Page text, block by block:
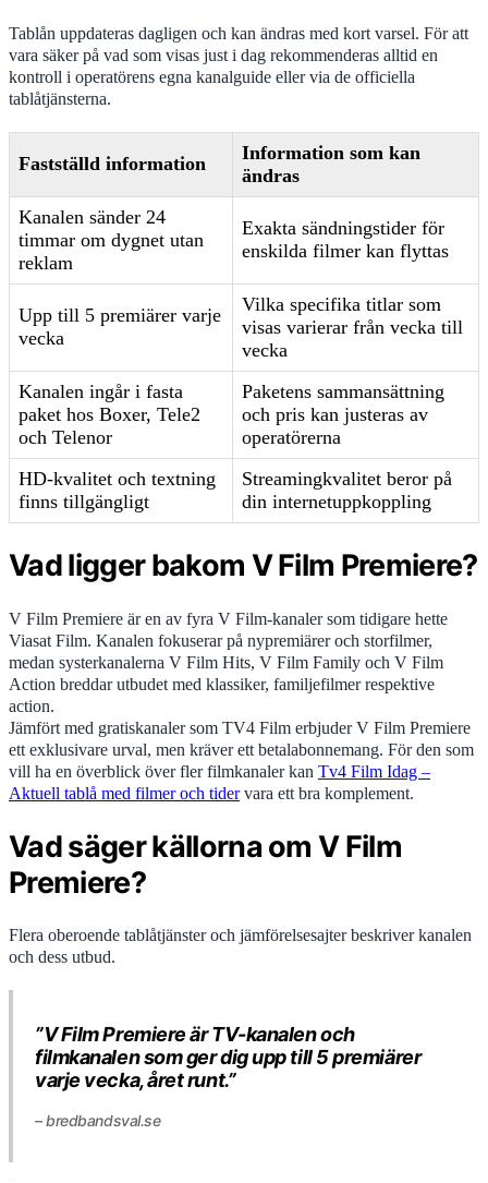
Tablån uppdateras dagligen och kan ändras med kort varsel. För att
vara säker på vad som visas just i dag rekommenderas alltid en
kontroll i operatörens egna kanalguide eller via de officiella
tablåtjänsterna.
Fastställd information
Information som kan
ändras
Kanalen sänder 24
timmar om dygnet utan
reklam
Exakta sändningstider för
enskilda filmer kan flyttas
Upp till 5 premiärer varje
vecka
Vilka specifika titlar som
visas varierar från vecka till
vecka
Kanalen ingår i fasta
paket hos Boxer, Tele2
och Telenor
Paketens sammansättning
och pris kan justeras av
operatörerna
HD-kvalitet och textning
finns tillgängligt
Streamingkvalitet beror på
din internetuppkoppling
Vad ligger bakom V Film Premiere?
V Film Premiere är en av fyra V Film-kanaler som tidigare hette
Viasat Film. Kanalen fokuserar på nypremiärer och storfilmer,
medan systerkanalerna V Film Hits, V Film Family och V Film
Action breddar utbudet med klassiker, familjefilmer respektive
action.
Jämfört med gratiskanaler som TV4 Film erbjuder V Film Premiere
ett exklusivare urval, men kräver ett betalabonnemang. För den som
vill ha en överblick över fler filmkanaler kan Tv4 Film Idag –
Aktuell tablå med filmer och tidervara ett bra komplement.
Vad säger källorna om V Film
Premiere?
Flera oberoende tablåtjänster och jämförelsesajter beskriver kanalen
och dess utbud.
”V Film Premiere är TV-kanalen och
filmkanalen som ger dig upp till 5 premiärer
varje vecka, året runt.”
– bredbandsval.se